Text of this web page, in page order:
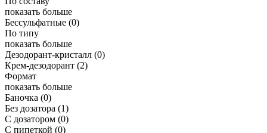
показать больше
Бессульфатные (0)
По типу
показать больше
Дезодорант-кристалл (0)
Крем-дезодорант (2)
Формат
показать больше
Баночка (0)
Без дозатора (1)
С дозатором (0)
С пипеткой (0)